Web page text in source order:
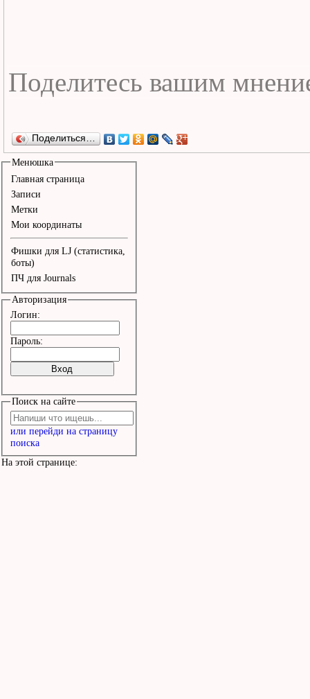
Поделиться…
Менюшка
Главная страница
Записи
Метки
Мои координаты
Фишки для LJ (статистика,
боты)
ПЧ для Journals
Авторизация
Логин:
Пароль:
Поиск на сайте
или перейди на страницу
поиска
На этой странице: